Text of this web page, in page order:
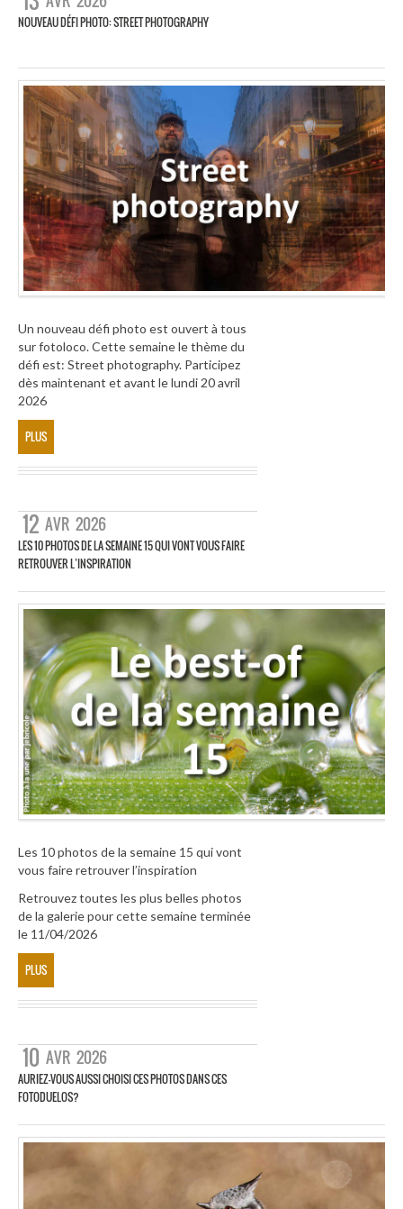
NOUVEAU DÉFI PHOTO: STREET PHOTOGRAPHY
Un nouveau défi photo est ouvert à tous
sur fotoloco. Cette semaine le thème du
défi est: Street photography. Participez
dès maintenant et avant le lundi 20 avril
2026
PLUS
12 AVR 2026
LES 10 PHOTOS DE LA SEMAINE 15 QUI VONT VOUS FAIRE
RETROUVER L’INSPIRATION
Les 10 photos de la semaine 15 qui vont
vous faire retrouver l’inspiration
Retrouvez toutes les plus belles photos
de la galerie pour cette semaine terminée
le 11/04/2026
PLUS
10 AVR 2026
AURIEZ-VOUS AUSSI CHOISI CES PHOTOS DANS CES
FOTODUELOS?